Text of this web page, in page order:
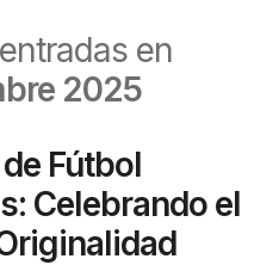
en
2025
Fútbol
Celebrando el